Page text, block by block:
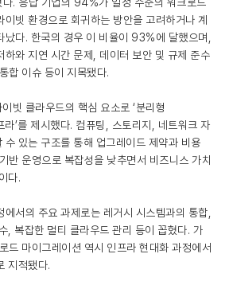
이빗 환경으로 회귀하는 방안을 고려하거나 계
났다. 한국의 경우 이 비율이 93%에 달했으며,
하와 지연 시간 문제, 데이터 보안 및 규제 준수
합 이슈 등이 지목됐다.
빗 클라우드의 핵심 요소로 ‘분리형
’를 제시했다. 컴퓨팅, 스토리지, 네트워크 자
수 있는 구조를 통해 업그레이드 제약과 비용
반 운영으로 복잡성을 낮추면서 비즈니스 가치
다.
에서의 주요 과제로는 레거시 시스템과의 통합,
, 복잡한 멀티 클라우드 관리 등이 꼽혔다. 가
드 마이그레이션 역시 인프라 현대화 과정에서
지적됐다.